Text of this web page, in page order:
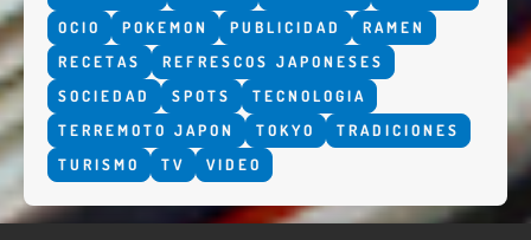
OCIO
POKEMON PUBLICIDAD
RAMEN
RECETAS
REFRESCOS JAPONESES
SOCIEDAD
SPOTS
TECNOLOGIA
TERREMOTO JAPON
TOKYO
TRADICIONES
TURISMO
TV VIDEO